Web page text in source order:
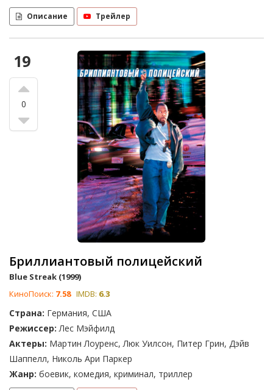
Описание Трейлер
19
0
Бриллиантовый полицейский
Blue Streak (1999)
КиноПоиск: 7.58 IMDB: 6.3
Страна: Германия, США
Режиссер: Лес Мэйфилд
Актеры: Мартин Лоуренс, Люк Уилсон, Питер Грин, Дэйв
Шаппелл, Николь Ари Паркер
Жанр: боевик, комедия, криминал, триллер